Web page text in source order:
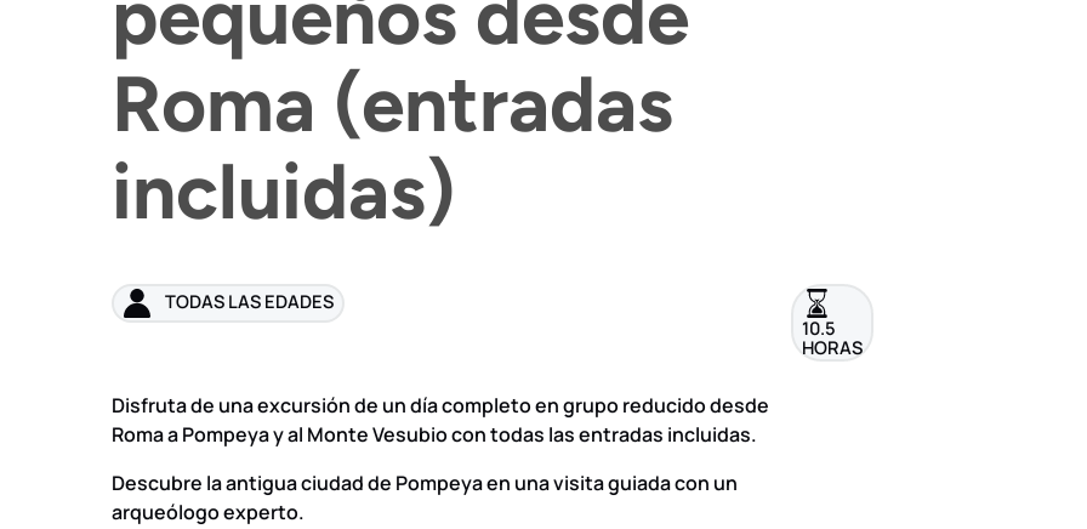
Roma (entradas
incluidas)
TODAS LAS EDADES
10.5
HORAS
Disfruta de una excursión de un día completo en grupo reducido desde
Roma a Pompeya y al Monte Vesubio con todas las entradas incluidas.
Descubre la antigua ciudad de Pompeya en una visita guiada con un
arqueólogo experto.